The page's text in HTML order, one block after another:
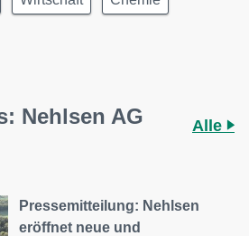
Nehlsen AG Alle
Pressemitteilung: Nehlsen
eröffnet neue und